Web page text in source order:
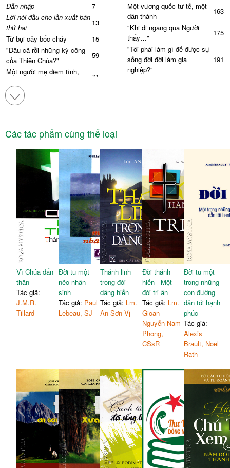
Dẫn nhập
7
Lời nói đầu cho lần xuất bản
thứ hai
13
Từ bụi cây bốc cháy
15
"Đâu cả rồi những kỳ công
của Thiên Chúa?"
59
Một người mẹ điềm tĩnh,
71
Tiếng gọi giữa đêm trường
Tấm áo choàng lạ lùng
Cái nồi sôi sùng sục
121
Được chinh phục bởi vinh
quang Thiên Chúa
Những cung giọng hòa tấu
151
Một vương quốc tư tế, một
dân thánh
163
"Khi đi ngang qua Người
thấy…"
175
"Tôi phải làm gì để được sự
sống đời đời làm gia
nghiệp?"
191
259
Từ viết tắt
Thư mục
267
Các tác phẩm cùng thể loại
Vì Chúa dấn
thân
Tác giả:
J.M.R.
Tillard
Đời tu một
nẻo nhân
sinh
Tác giả: Paul
Lebeau, SJ
Thánh linh
trong đời
dâng hiến
Tác giả: Lm.
An Sơn Vị
Đời thánh
hiến - Một
đời tri ân
Tác giả: Lm.
Gioan
Nguyễn Nam
Phong,
CSsR
Đời tu một
trong những
con đường
dẫn tới hạnh
phúc
Tác giả:
Alexis
Brault, Noel
Rath